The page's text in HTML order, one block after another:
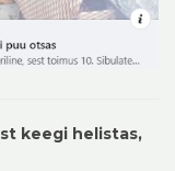
keegi helistas,